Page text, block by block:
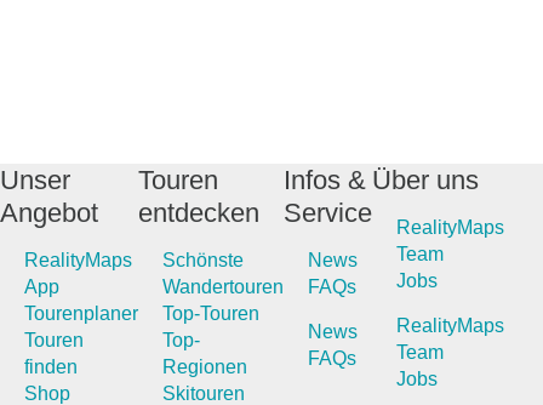
Unser
Angebot
RealityMaps
App
Tourenplaner
Touren
finden
Shop
Touren
entdecken
Schönste
Wandertouren
Top-Touren
Top-
Regionen
Skitouren
Infos &
Service
News
FAQs
News
FAQs
Über uns
RealityMaps
Team
Jobs
RealityMaps
Team
Jobs